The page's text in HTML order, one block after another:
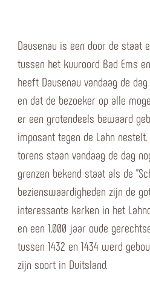
Dausenau is een door de staat
tussen het kuuroord Bad Ems
heeft Dausenau vandaag de
en dat de bezoeker op alle
er een grotendeels bewaard
imposant tegen de Lahn
torens staan vandaag de dag
grenzen bekend staat als de
bezienswaardigheden zijn de
interessante kerken in het
en een 1.000 jaar oude
tussen 1432 en 1434 werd
zijn soort in Duitsland.